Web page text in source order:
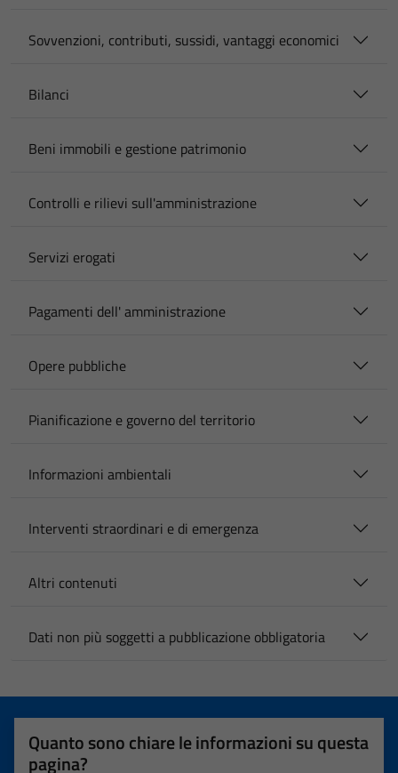
Sovvenzioni, contributi, sussidi, vantaggi economici
Bilanci
Beni immobili e gestione patrimonio
Controlli e rilievi sull'amministrazione
Servizi erogati
Pagamenti dell' amministrazione
Opere pubbliche
Pianificazione e governo del territorio
Informazioni ambientali
Interventi straordinari e di emergenza
Altri contenuti
Dati non più soggetti a pubblicazione obbligatoria
Quanto sono chiare le informazioni su questa
pagina?